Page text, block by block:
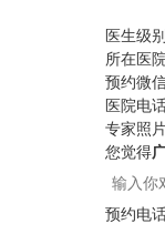
医生级
所在医院
预约微
医院电
专家照片
您觉得
预约电